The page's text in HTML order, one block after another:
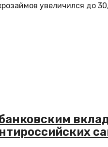
увеличился до